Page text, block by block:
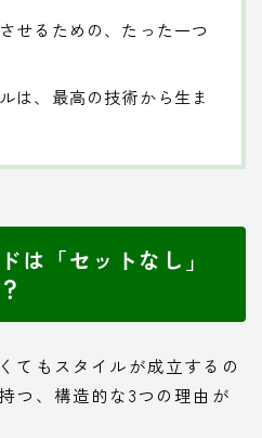
せるための、たった一つ
は、最高の技術から生ま
は「セットなし」
てもスタイルが成立するの
つ、構造的な3つの理由が